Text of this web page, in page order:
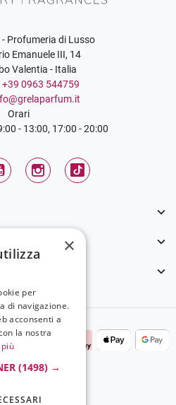
Profumeria di Lusso
Emanuele III, 14
Valentia - Italia
+39 0963 544759
Orari
- 13:00, 17:00 - 20:00
InstagramTikTok



×
per
di navigazione.
acconsenti a
la nostra
(1498) →